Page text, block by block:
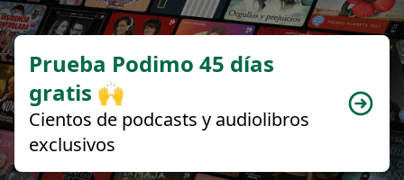
Prueba Podimo 45 días
gratis 🙌
Cientos de podcasts y audiolibros
exclusivos